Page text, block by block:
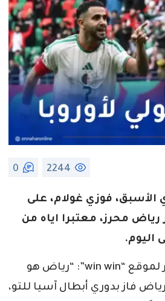
2244
0
الأسبق، فوزي غولام، على
محرز، معتبرا اياه من
وصرح غولام، في حوار لموقع “win win”: “رياض هو
فاز بدوري أبطال آسيا للتو،